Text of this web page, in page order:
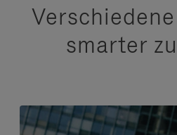
smarter